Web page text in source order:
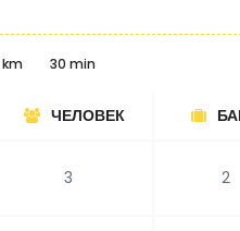
km 30 min
ЧЕЛОВЕК
3 2